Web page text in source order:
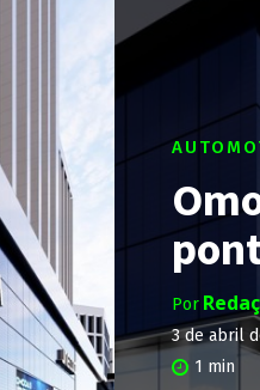
Por
3 de abril
1 min